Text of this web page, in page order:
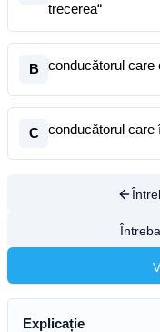
trecerea“
B conducătorul care
C conducătorul care
Explicație